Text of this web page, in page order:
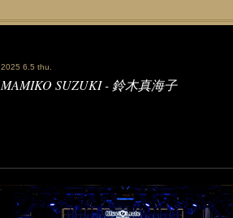
2025 6.5 thu.
MAMIKO SUZUKI - 鈴木真海子